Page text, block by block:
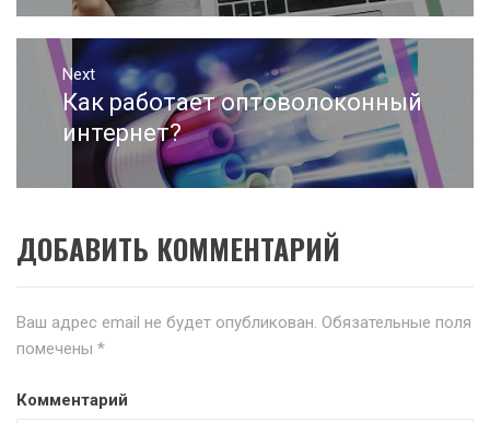
Next
Next
post:
Как работает оптоволоконный
интернет?
ДОБАВИТЬ КОММЕНТАРИЙ
Ваш адрес email не будет опубликован. Обязательные поля
помечены *
Комментарий